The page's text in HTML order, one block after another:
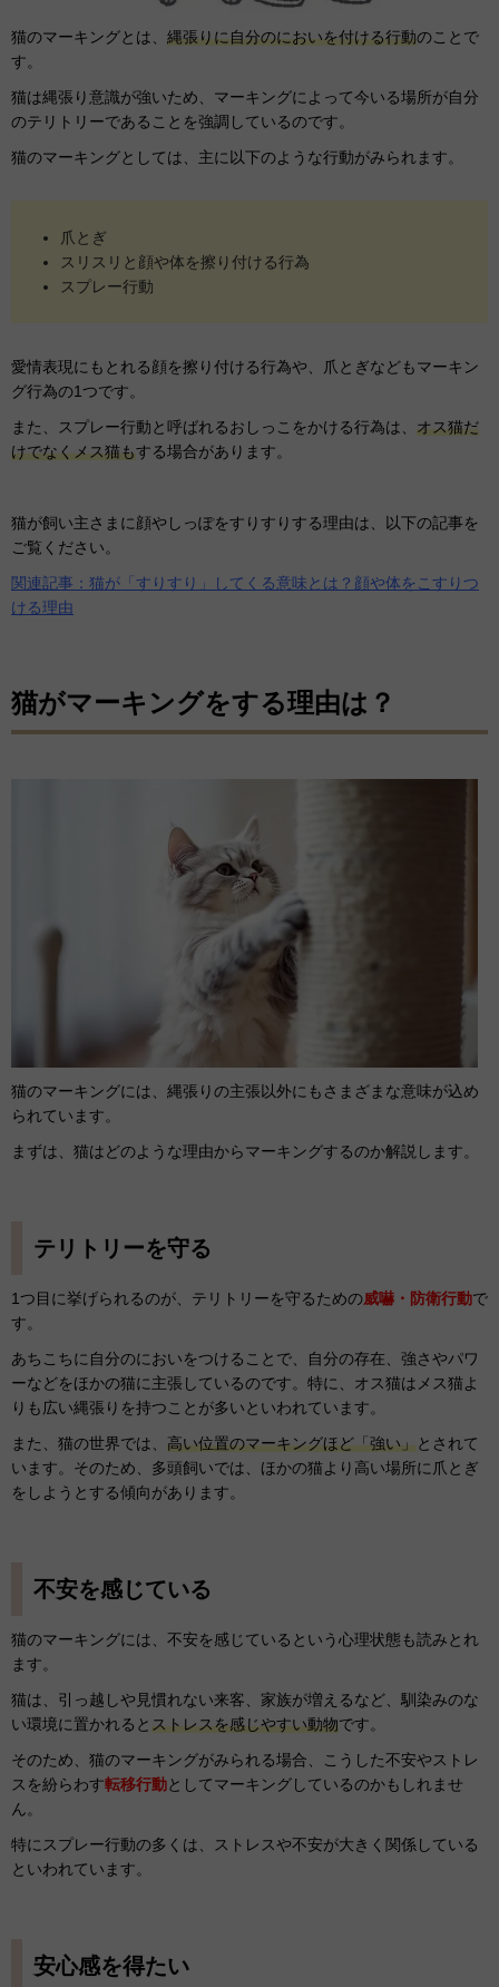
猫のマーキングとは、 縄張りに自分のにおいを付ける行動のことで
す。
猫は縄張り意識が強いため、マーキングによって今いる場所が自分
のテリトリーであることを強調しているのです。
猫のマーキングとしては、主に以下のような行動がみられます。
爪とぎ
スリスリと顔や体を擦り付ける行為
スプレー行動
愛情表現にもとれる顔を擦り付ける行為や、爪とぎなどもマーキン
グ行為の1つです。
また、スプレー行動と呼ばれるおしっこをかける行為は、 オス猫だ
けでなくメス猫もする場合があります。
猫が飼い主さまに顔やしっぽをすりすりする理由は、以下の記事を
ご覧ください。
関連記事：猫が「すりすり」してくる意味とは？顔や体をこすりつ
ける理由
猫がマーキングをする理由は？
猫のマーキングには、縄張りの主張以外にもさまざまな意味が込め
られています。
まずは、猫はどのような理由からマーキングするのか解説します。
テリトリーを守る
1つ目に挙げられるのが、テリトリーを守るための威嚇・防衛行動で
す。
あちこちに自分のにおいをつけることで、自分の存在、強さやパワ
ーなどをほかの猫に主張しているのです。特に、オス猫はメス猫よ
りも広い縄張りを持つことが多いといわれています。
また、猫の世界では、 高い位置のマーキングほど「強い」とされて
います。そのため、多頭飼いでは、ほかの猫より高い場所に爪とぎ
をしようとする傾向があります。
不安を感じている
猫のマーキングには、不安を感じているという心理状態も読みとれ
ます。
猫は、引っ越しや見慣れない来客、家族が増えるなど、馴染みのな
い環境に置かれるとストレスを感じやすい動物です。
そのため、猫のマーキングがみられる場合、こうした不安やストレ
スを紛らわす転移行動としてマーキングしているのかもしれませ
ん。
特にスプレー行動の多くは、ストレスや不安が大きく関係している
といわれています。
安心感を得たい